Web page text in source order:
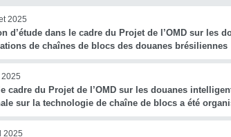
2025
d’étude dans le cadre du Projet de l’OMD sur les
de chaînes de blocs des douanes brésiliennes
cadre du Projet de l’OMD sur les douanes
sur la technologie de chaîne de blocs a été
2025